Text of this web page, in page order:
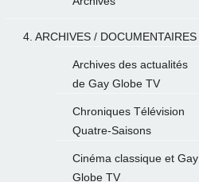
4. ARCHIVES / DOCUMENTAIRES
Archives des actualités
de Gay Globe TV
Chroniques Télévision
Quatre-Saisons
Cinéma classique et Gay
Globe TV